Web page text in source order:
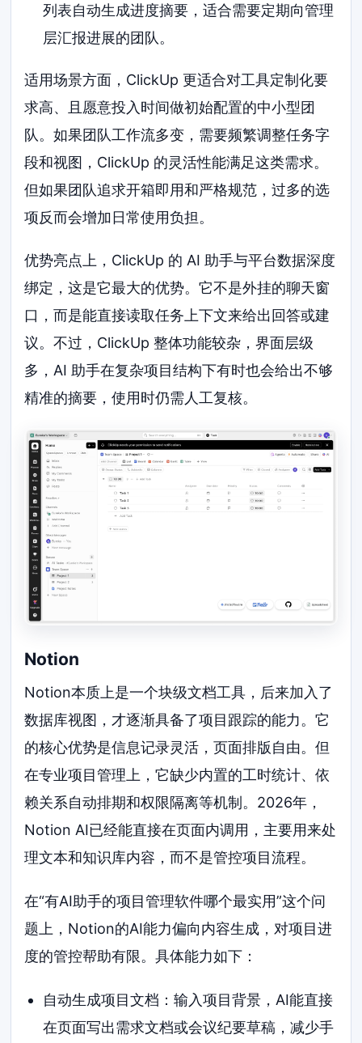
列表自动生成进度摘要，适合需要定期向管理
层汇报进展的团队。
适用场景方面，ClickUp 更适合对工具定制化要
求高、且愿意投入时间做初始配置的中小型团
队。如果团队工作流多变，需要频繁调整任务字
段和视图，ClickUp 的灵活性能满足这类需求。
但如果团队追求开箱即用和严格规范，过多的选
项反而会增加日常使用负担。
优势亮点上，ClickUp 的 AI 助手与平台数据深度
绑定，这是它最大的优势。它不是外挂的聊天窗
口，而是能直接读取任务上下文来给出回答或建
议。不过，ClickUp 整体功能较杂，界面层级
多，AI 助手在复杂项目结构下有时也会给出不够
精准的摘要，使用时仍需人工复核。
Notion
Notion本质上是一个块级文档工具，后来加入了
数据库视图，才逐渐具备了项目跟踪的能力。它
的核心优势是信息记录灵活，页面排版自由。但
在专业项目管理上，它缺少内置的工时统计、依
赖关系自动排期和权限隔离等机制。2026年，
Notion AI已经能直接在页面内调用，主要用来处
理文本和知识库内容，而不是管控项目流程。
在“有AI助手的项目管理软件哪个最实用”这个问
题上，Notion的AI能力偏向内容生成，对项目进
度的管控帮助有限。具体能力如下：
自动生成项目文档：输入项目背景，AI能直接
在页面写出需求文档或会议纪要草稿，减少手